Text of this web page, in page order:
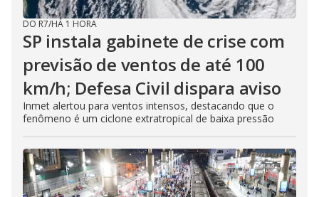
DO R7/HÁ 1 HORA
SP instala gabinete de crise com
previsão de ventos de até 100
km/h; Defesa Civil dispara aviso
Inmet alertou para ventos intensos, destacando que o
fenômeno é um ciclone extratropical de baixa pressão